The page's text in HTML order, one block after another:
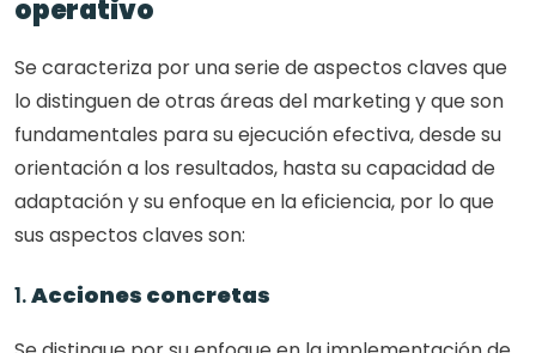
operativo
Se caracteriza por una serie de aspectos claves que
lo distinguen de otras áreas del marketing y que son
fundamentales para su ejecución efectiva, desde su
orientación a los resultados, hasta su capacidad de
adaptación y su enfoque en la eficiencia, por lo que
sus aspectos claves son:
1. Acciones concretas